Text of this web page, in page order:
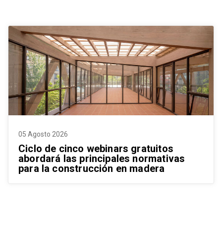
partir de biomasa forestal, a lo que se suma una
nueva planta de tratamiento de efluentes que ya
está en la etapa final de construcción.
Santiago, Chile.
05 Agosto 2026
Ciclo de cinco webinars gratuitos
abordará las principales normativas
para la construcción en madera